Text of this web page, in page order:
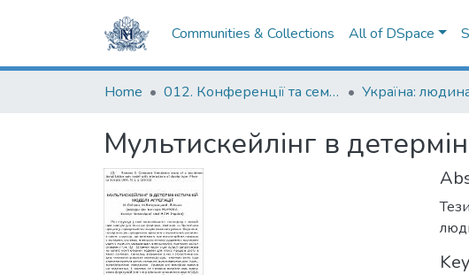
Communities & Collections All of DSpace
Home 012. Конференції та семінари НаУКМА
Мультискейлінг в